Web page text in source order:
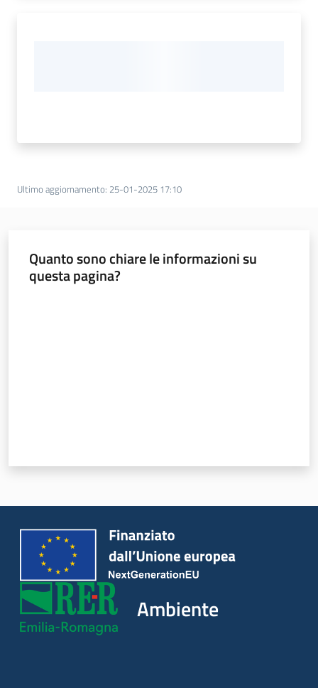
Ultimo aggiornamento: 25-01-2025 17:10
Quanto sono chiare le informazioni su
questa pagina?
Ambiente